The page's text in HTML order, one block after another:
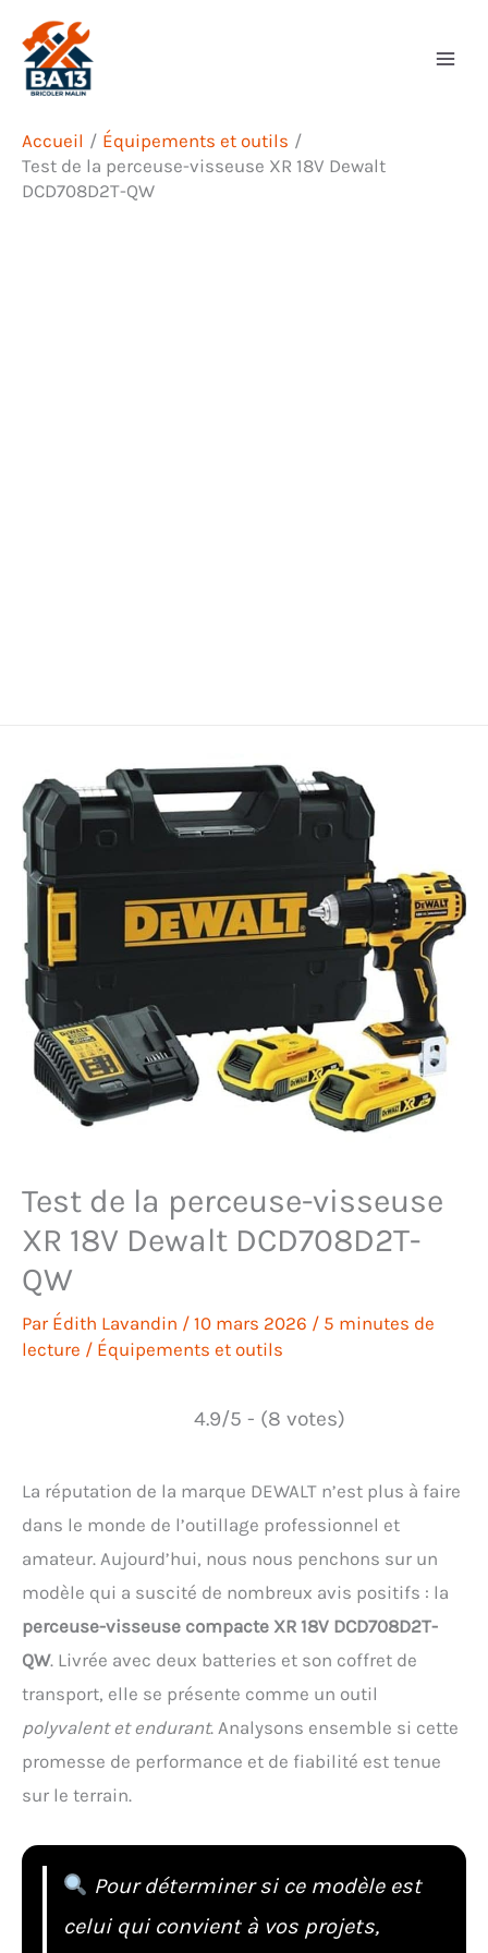
contenu
Accueil
Équipements et outils
Test de la perceuse-visseuse XR 18V Dewalt
DCD708D2T-QW
Test de la perceuse-visseuse
XR 18V Dewalt DCD708D2T-
QW
Par Édith Lavandin / 10 mars 2026 / 5 minutes de
lecture / Équipements et outils
4.9/5 - (8 votes)
La réputation de la marque DEWALT n’est plus à faire
dans le monde de l’outillage professionnel et
amateur. Aujourd’hui, nous nous penchons sur un
modèle qui a suscité de nombreux avis positifs : la
perceuse-visseuse compacte XR 18V DCD708D2T-
QW. Livrée avec deux batteries et son coffret de
transport, elle se présente comme un outil
polyvalent et endurant. Analysons ensemble si cette
promesse de performance et de fiabilité est tenue
sur le terrain.
Pour déterminer si ce modèle est
celui qui convient à vos projets,
Rechercher